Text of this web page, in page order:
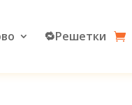
🔁Решетки